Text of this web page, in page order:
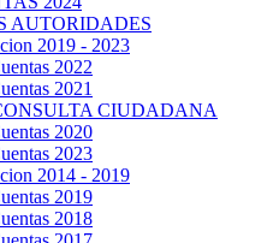
AUTORIDADES
2019 - 2023
2022
2021
CIUDADANA
2020
2023
2014 - 2019
2019
2018